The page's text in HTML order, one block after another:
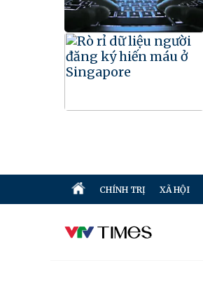
CHÍNH TRỊ XÃ HỘI